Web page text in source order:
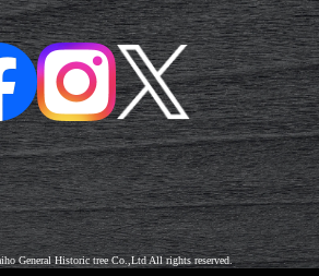
General Historic tree Co.,Ltd All rights reserved.